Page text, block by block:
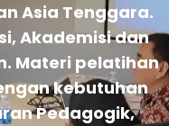
Asia Tenggara.
Akademisi dan
Materi pelatihan
kebutuhan
Pedagogik,